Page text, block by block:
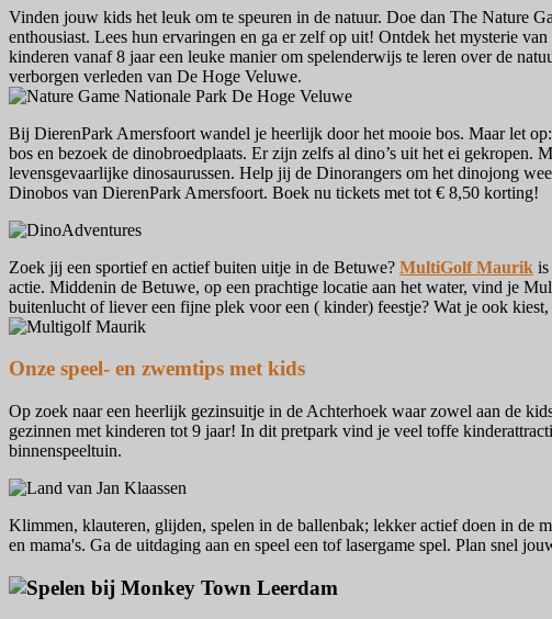
Vinden jouw kids het leuk om te speuren in de natuur. Doe dan The Nature
enthousiast. Lees hun ervaringen en ga er zelf op uit! Ontdek het mysterie
kinderen vanaf 8 jaar een leuke manier om spelenderwijs te leren over de
verborgen verleden van De Hoge Veluwe.
Bij DierenPark Amersfoort wandel je heerlijk door het mooie bos. Maar let
bos en bezoek de dinobroedplaats. Er zijn zelfs al dino’s uit het ei
levensgevaarlijke dinosaurussen. Help jij de Dinorangers om het dinojong
Dinobos van DierenPark Amersfoort. Boek nu tickets met tot € 8,50 korting!
Zoek jij een sportief en actief buiten uitje in de Betuwe? MultiGolf Maurik is
actie. Middenin de Betuwe, op een prachtige locatie aan het water, vind je
buitenlucht of liever een fijne plek voor een ( kinder) feestje? Wat je ook
Onze speel- en zwemtips met kids
Op zoek naar een heerlijk gezinsuitje in de Achterhoek waar zowel aan de
gezinnen met kinderen tot 9 jaar! In dit pretpark vind je veel toffe
binnenspeeltuin.
Klimmen, klauteren, glijden, spelen in de ballenbak; lekker actief doen in de
en mama's. Ga de uitdaging aan en speel een tof lasergame spel. Plan snel